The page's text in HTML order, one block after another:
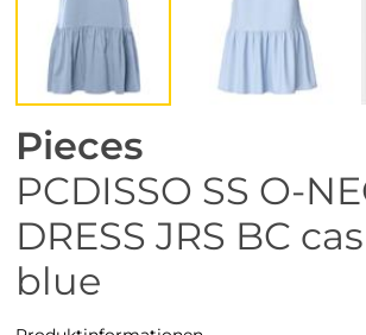
Pieces
PCDISSO SS O-
DRESS JRS BC
blue